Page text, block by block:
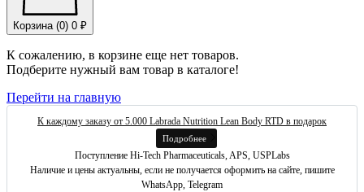
Корзина (0) 0 ₽
К сожалению, в корзине еще нет товаров.
Подберите нужный вам товар в каталоге!
Перейти на главную
К каждому заказу от 5.000 Labrada Nutrition Lean Body RTD в подарок
Подробнее
Поступление Hi-Tech Pharmaceuticals, APS, USPLabs
Наличие и цены актуальны, если не получается оформить на сайте, пишите
WhatsApp, Telegram